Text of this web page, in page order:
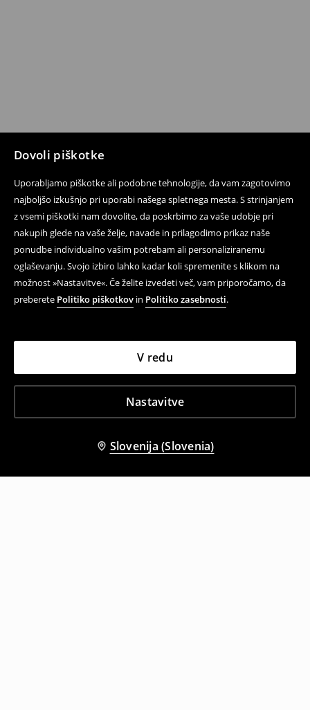
Dovoli piškotke
Uporabljamo piškotke ali podobne tehnologije, da vam zagotovimo
najboljšo izkušnjo pri uporabi našega spletnega mesta. S strinjanjem
z vsemi piškotki nam dovolite, da poskrbimo za vaše udobje pri
nakupih glede na vaše želje, navade in prilagodimo prikaz naše
ponudbe individualno vašim potrebam ali personaliziranemu
oglaševanju. Svojo izbiro lahko kadar koli spremenite s klikom na
možnost »Nastavitve«. Če želite izvedeti več, vam priporočamo, da
preberete Politiko piškotkov in Politiko zasebnosti.
Nastavitve
V redu
Slovenija (Slovenia)